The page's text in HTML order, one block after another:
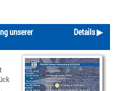
Details ▶
unserer